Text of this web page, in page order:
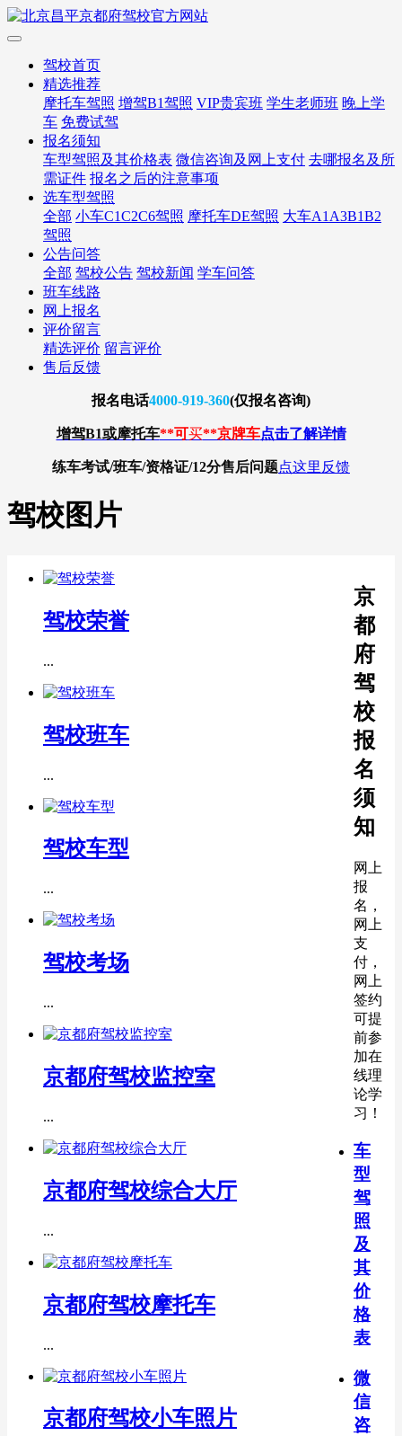
驾校首页
精选推荐
摩托车驾照 增驾B1驾照 VIP贵宾班 学生老师班 晚上学
车 免费试驾
报名须知
车型驾照及其价格表 微信咨询及网上支付 去哪报名及所
需证件 报名之后的注意事项
选车型驾照
全部 小车C1C2C6驾照 摩托车DE驾照 大车A1A3B1B2
驾照
公告问答
全部 驾校公告 驾校新闻 学车问答
班车线路
网上报名
评价留言
精选评价 留言评价
售后反馈
报名电话4000-919-360(仅报名咨询)
增驾B1或摩托车**可买**京牌车点击了解详情
练车考试/班车/资格证/12分售后问题点这里反馈
驾校图片
驾校荣誉
...
驾校班车
...
驾校车型
...
驾校考场
...
京都府驾校监控室
...
京都府驾校综合大厅
...
京都府驾校摩托车
...
京都府驾校小车照片
京
都
府
驾
校
报
名
须
知
网上
报
名，
网上
支
付，
网上
签约
可提
前参
加在
线理
论学
习！
车
型
驾
照
及
其
价
格
表
微
信
咨